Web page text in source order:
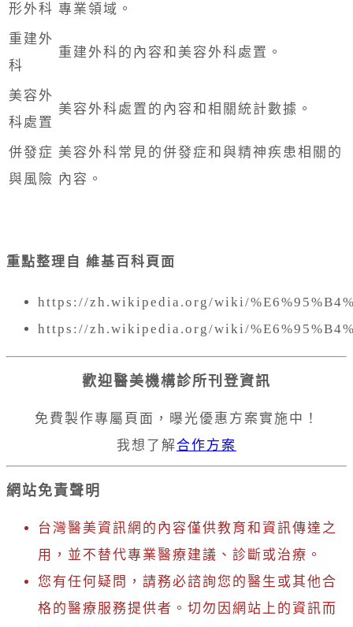
形外科 專業領域。
重建外
科
重建外科的內容和美容外科處置。
美容外
科處置
美容外科處置的內容和相關統計數據。
併發症
與風險
美容外科常見的併發症和與精神疾患相關的
內容。
重點整理自 維基百科頁面
https://zh.wikipedia.org/wiki/
https://zh.wikipedia.org/wiki/
歡迎醫美機構診所刊登資訊
免費製作專屬頁面，曝光優惠方案實施中！
我想了解合作方案
網站免責聲明
台灣醫美資訊網的內容僅供教育和資訊傳達之
用，並不替代專業醫療建議、診斷或治療。
您有任何疑問，請務必諮詢您的醫生或其他合
格的醫療服務提供者。切勿因網站上的資訊而